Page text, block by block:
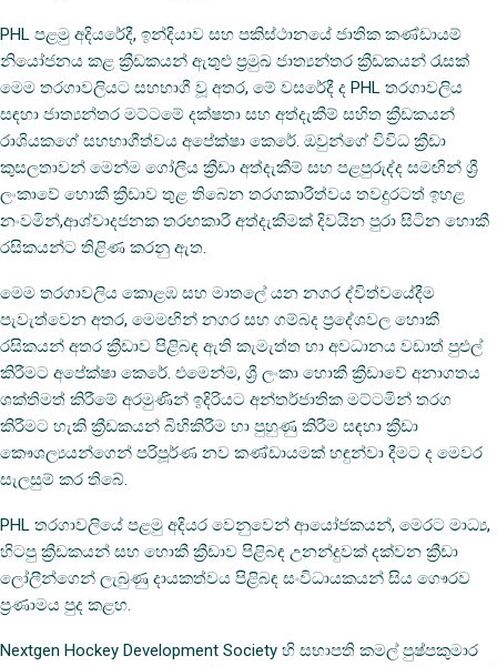
PHL පළමු අදියරේදී, ඉන්දියාව සහ පකිස්ථානයේ ජාතික කණ්ඩායම්
නියෝජනය කළ ක්‍රීඩකයන් ඇතුළු ප්‍රමුඛ ජාත්‍යන්තර ක්‍රීඩකයන් රැසක්
මෙම තරගාවලියට සහභාගී වූ අතර, මේ වසරේදී ද PHL තරගාවලිය
සඳහා ජාත්‍යන්තර මට්ටමේ දක්ෂතා සහ අත්දැකීම් සහිත ක්‍රීඩකයන්
රාශියකගේ සහභාගීත්වය අපේක්ෂා කෙරේ. ඔවුන්ගේ විවිධ ක්‍රීඩා
කුසලතාවන් මෙන්ම ගෝලීය ක්‍රීඩා අත්දැකීම් සහ පළපුරුද්ද සමඟින් ශ්‍රී
ලංකාවේ හොකී ක්‍රීඩාව තුළ තිබෙන තරගකාරීත්වය තවදුරටත් ඉහළ
නංවමින්,ආශ්වාදජනක තරඟකාරී අත්දැකීමක් දිවයින පුරා සිටින හොකී
රසිකයන්ට තිළිණ කරනු ඇත.
මෙම තරගාවලිය කොළඹ සහ මාතලේ යන නගර ද්විත්වයේදීම
පැවැත්වෙන අතර, මෙමඟින් නගර සහ ගම්බද ප්‍රදේශවල හොකී
රසිකයන් අතර ක්‍රීඩාව පිළිබඳ ඇති කැමැත්ත හා අවධානය වඩාත් පුළුල්
කිරීමට අපේක්ෂා කෙරේ. එමෙන්ම, ශ්‍රී ලංකා හොකී ක්‍රීඩාවේ අනාගතය
ශක්තිමත් කිරීමේ අරමුණින් ඉදිරියට අන්තර්ජාතික මට්ටමින් තරග
කිරීමට හැකි ක්‍රීඩකයන් බිහිකිරීම හා පුහුණු කිරීම සඳහා ක්‍රීඩා
කෞශල්‍යයන්ගෙන් පරිපූර්ණ නව කණ්ඩායමක් හඳුන්වා දීමට ද මෙවර
සැලසුම් කර තිබේ.
PHL තරගාවලියේ පළමු අදියර වෙනුවෙන් ආයෝජකයන්, මෙරට මාධ්‍ය,
හිටපු ක්‍රීඩකයන් සහ හොකී ක්‍රීඩාව පිළිබඳ උනන්දුවක් දක්වන ක්‍රීඩා
ලෝලීන්ගෙන් ලැබුණු දායකත්වය පිළිබඳ සංවිධායකයන් සිය ගෞරව
ප්‍රණාමය පුද කළහ.
Nextgen Hockey Development Society හි සභාපති කමල් පුෂ්පකුමාර